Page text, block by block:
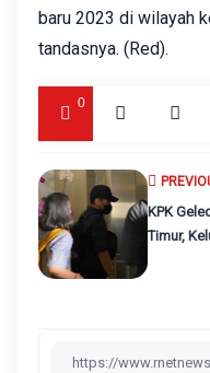
baru 2023 di wilayah
tandasnya. (Red).
0
KPK
Timur,